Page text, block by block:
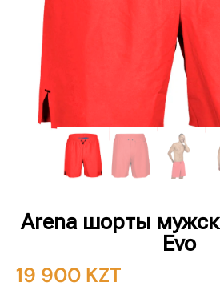
Arena шорты
Evo
19 900 KZT